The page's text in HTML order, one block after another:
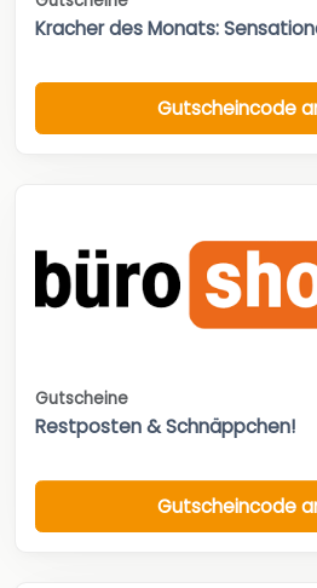
Kracher des Monats:
Gutscheincode
Gutscheine
Restposten & Schnäppchen!
Gutscheincode